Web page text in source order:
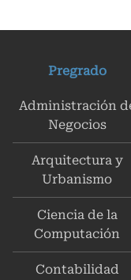
Pregrado
Administración
Negocios
Arquitectura y
Urbanismo
Ciencia de la
Computación
Contabilidad